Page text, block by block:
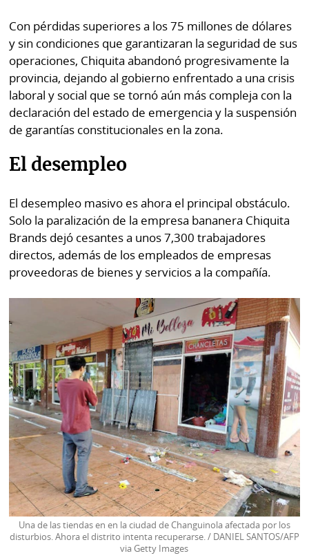
Con pérdidas superiores a los 75 millones de dólares
y sin condiciones que garantizaran la seguridad de sus
operaciones, Chiquita abandonó progresivamente la
provincia, dejando al gobierno enfrentado a una crisis
laboral y social que se tornó aún más compleja con la
declaración del estado de emergencia y la suspensión
de garantías constitucionales en la zona.
El desempleo
El desempleo masivo es ahora el principal obstáculo.
Solo la paralización de la empresa bananera Chiquita
Brands dejó cesantes a unos 7,300 trabajadores
directos, además de los empleados de empresas
proveedoras de bienes y servicios a la compañía.
Una de las tiendas en en la ciudad de Changuinola afectada por los
disturbios. Ahora el distrito intenta recuperarse. / DANIEL SANTOS/AFP
via Getty Images